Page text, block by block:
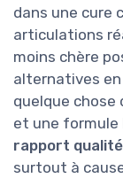
dans une cure
articulations
moins chère
alternatives en
quelque chose
et une formule
rapport
surtout à